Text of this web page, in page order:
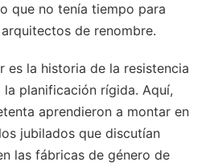
que no tenía tiempo para
de renombre.
es la historia de la resistencia
planificación rígida. Aquí,
aprendieron a montar en
jubilados que discutían
las fábricas de género de